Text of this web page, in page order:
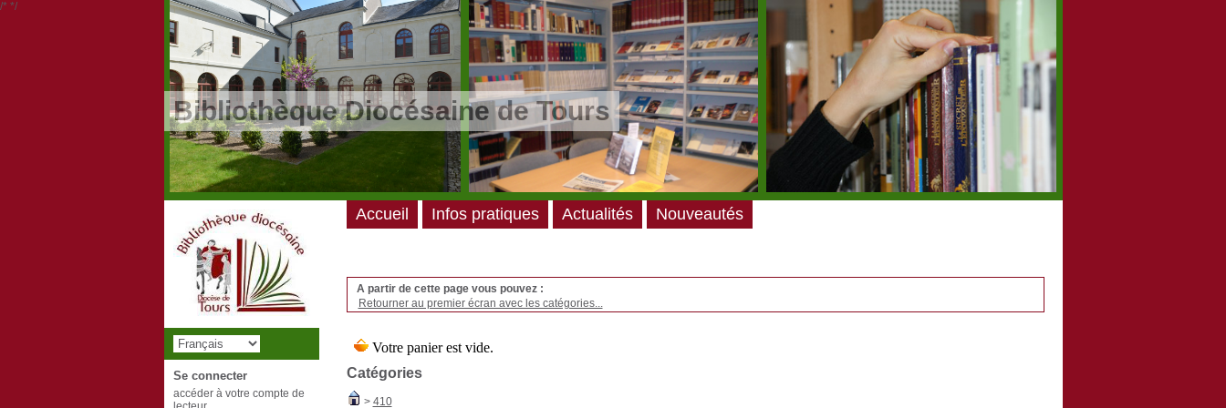
/* */
Bibliothèque Diocésaine de Tours
A partir de cette page vous pouvez :
Retourner au premier écran avec les catégories...
Catégories
> 410
Accueil Infos pratiques Actualités Nouveautés
Se connecter
accéder à votre compte de